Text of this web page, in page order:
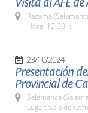
Rágama
Hora: 12:30 h.
23/10/2024
Presentación
Provincial de
Salamanca
Lugar: Sala de